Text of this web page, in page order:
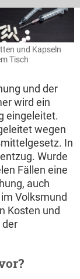
und Kapseln
Tisch
und der
wird ein
eingeleitet.
wegen
In
Wurde
Fällen eine
auch
Volksmund
Kosten und
der